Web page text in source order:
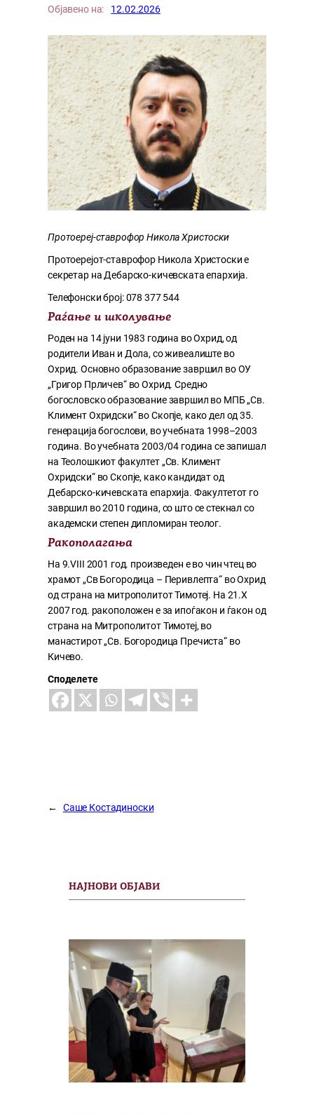
Објавено на: 12.02.2026
Протоереј-ставрофор Никола Христоски
Протоерејот-ставрофор Никола Христоски е
секретар на Дебарско-кичевската епархија.
Телефонски број: 078 377 544
Раѓање и школување
Роден на 14 јуни 1983 година во Охрид, од
родители Иван и Дола, со живеалиште во
Охрид. Основно образование завршил во ОУ
„Григор Прличев“ во Охрид. Средно
богословско образование завршил во МПБ „Св.
Климент Охридски“ во Скопје, како дел од 35.
генерација богослови, во учебната 1998–2003
година. Во учебната 2003/04 година се запишал
на Теолошкиот факултет „Св. Климент
Охридски“ во Скопје, како кандидат од
Дебарско-кичевската епархија. Факултетот го
завршил во 2010 година, со што се стекнал со
академски степен дипломиран теолог.
Ракополагања
На 9.VIII 2001 год. произведен е во чин чтец во
храмот „Св Богородица – Перивлепта“ во Охрид
од страна на митрополитот Тимотеј. На 21.X
2007 год. ракоположен е за ипоѓакон и ѓакон од
страна на Митрополитот Тимотеј, во
манастирот „Св. Богородица Пречиста“ во
Кичево.
Споделете
← Саше Костадиноски
НАЈНОВИ ОБЈАВИ